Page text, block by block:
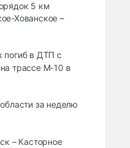
5 км
Хованское –
погиб в ДТП с
трассе М-10 в
за неделю
– Касторное